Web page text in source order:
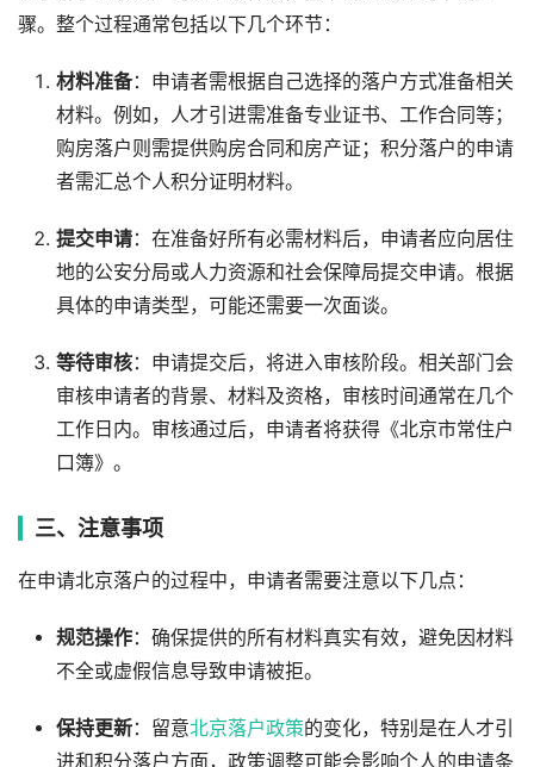
骤。整个过程通常包括以下几个环节：
材料准备：申请者需根据自己选择的落户方式准备相关
材料。例如，人才引进需准备专业证书、工作合同等；
购房落户则需提供购房合同和房产证；积分落户的申请
者需汇总个人积分证明材料。
提交申请：在准备好所有必需材料后，申请者应向居住
地的公安分局或人力资源和社会保障局提交申请。根据
具体的申请类型，可能还需要一次面谈。
等待审核：申请提交后，将进入审核阶段。相关部门会
审核申请者的背景、材料及资格，审核时间通常在几个
工作日内。审核通过后，申请者将获得《北京市常住户
口簿》。
三、注意事项
在申请北京落户的过程中，申请者需要注意以下几点：
规范操作：确保提供的所有材料真实有效，避免因材料
不全或虚假信息导致申请被拒。
保持更新：留意北京落户政策的变化，特别是在人才引
进和积分落户方面，政策调整可能会影响个人的申请条